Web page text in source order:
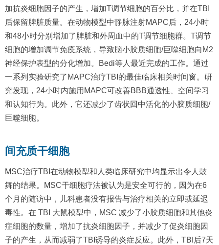
加抗炎细胞因子的产生，增加T调节细胞的百分比，并在TBI
后保留脾脏质量。在动物模型中静脉注射MAPC后，24小时
和48小时分别增加了脾脏和外周血中的T调节细胞群。T调节
细胞的增加调节免疫系统，导致脑小胶质细胞/巨噬细胞向M2
神经保护表型的分化增加。Bedi等人最近完成的工作。通过
一系列实验研究了MAPC治疗TBI的最佳临床相关时间窗。研
究发现，24小时内施用MAPC可改善BBB通透性、空间学习
和认知行为。此外，它还减少了齿状回中活化的小胶质细胞/
巨噬细胞。
间充质干细胞
MSC治疗TBI在动物模型和人类临床研究中均显示出令人鼓
舞的结果。MSC干细胞疗法被认为是安全可行的，因为在6
个月的随访中，儿科患者没有报告与治疗相关的立即或延迟
毒性。在 TBI 大鼠模型中，MSC 减少了小胶质细胞和其他炎
症细胞的数量，增加了抗炎细胞因子，并减少了促炎细胞因
子的产生，从而减弱了TBI诱导的炎症反应。此外，TBI后7天